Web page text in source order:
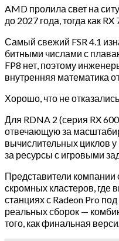
AMD пролила свет на
до 2027 года, тогда как
Самый свежий FSR 4.1
битными числами с
FP8 нет, поэтому
внутренняя математика
Хорошо, что не
Для RDNA 2 (серия RX
отвечающую за
вычислительных циклов у
за ресурсы с игровыми
Представители компании
скромных кластеров, где
станциях с Radeon Pro
реальных сборок —
того, как финальная